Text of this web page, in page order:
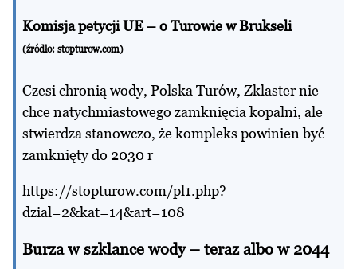
Komisja petycji UE – o Turowie w Brukseli
(źródło: stopturow.com)
Czesi chronią wody, Polska Turów, Zklaster nie
chce natychmiastowego zamknięcia kopalni, ale
stwierdza stanowczo, że kompleks powinien być
zamknięty do 2030 r
https://stopturow.com/pl1.php?
dzial=2&kat=14&art=108
Burza w szklance wody – teraz albo w 2044